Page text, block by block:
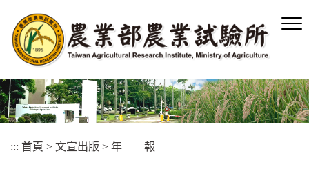
容
區
塊
::: 首頁 > 文宣出版 > 年 報